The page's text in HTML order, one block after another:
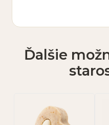
Hodnotenie *
★★★
Ďalšie